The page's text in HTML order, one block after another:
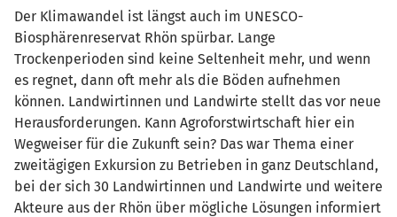
Der Klimawandel ist längst auch im UNESCO-
Biosphärenreservat Rhön spürbar. Lange
Trockenperioden sind keine Seltenheit mehr, und wenn
es regnet, dann oft mehr als die Böden aufnehmen
können. Landwirtinnen und Landwirte stellt das vor neue
Herausforderungen. Kann Agroforstwirtschaft hier ein
Wegweiser für die Zukunft sein? Das war Thema einer
zweitägigen Exkursion zu Betrieben in ganz Deutschland,
bei der sich 30 Landwirtinnen und Landwirte und weitere
Akteure aus der Rhön über mögliche Lösungen informiert